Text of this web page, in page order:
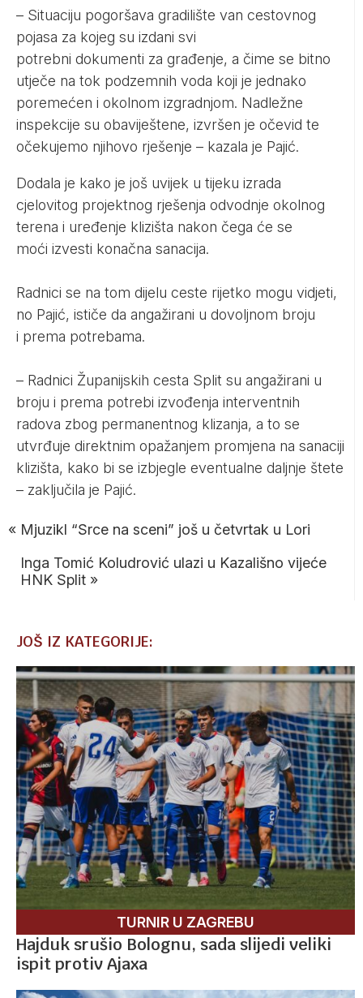
– Situaciju pogoršava gradilište van cestovnog
pojasa za kojeg su izdani svi
potrebni dokumenti za građenje, a čime se bitno
utječe na tok podzemnih voda koji je jednako
poremećen i okolnom izgradnjom. Nadležne
inspekcije su obaviještene, izvršen je očevid te
očekujemo njihovo rješenje – kazala je Pajić.
Dodala je kako je još uvijek u tijeku izrada
cjelovitog projektnog rješenja odvodnje okolnog
terena i uređenje klizišta nakon čega će se
moći izvesti konačna sanacija.
Radnici se na tom dijelu ceste rijetko mogu vidjeti,
no Pajić, ističe da angažirani u dovoljnom broju
i prema potrebama.
– Radnici Županijskih cesta Split su angažirani u
broju i prema potrebi izvođenja interventnih
radova zbog permanentnog klizanja, a to se
utvrđuje direktnim opažanjem promjena na sanaciji
klizišta, kako bi se izbjegle eventualne daljnje štete
– zaključila je Pajić.
« Mjuzikl “Srce na sceni” još u četvrtak u Lori
Inga Tomić Koludrović ulazi u Kazališno vijeće
HNK Split »
JOŠ IZ KATEGORIJE:
TURNIR U ZAGREBU
Hajduk srušio Bolognu, sada slijedi veliki
ispit protiv Ajaxa